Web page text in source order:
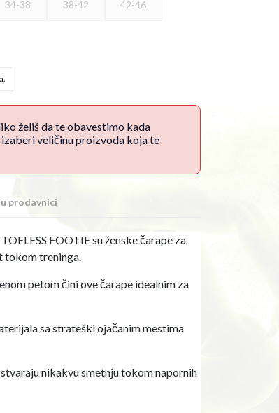
34-38 38-42 42-46
želiš da te obavestimo kada
veličinu proizvoda koja te
prodavnici
FOOTIE su ženske čarape za
tokom treninga.
petom čini ove čarape idealnim za
sa strateški ojačanim mestima
nikakvu smetnju tokom napornih